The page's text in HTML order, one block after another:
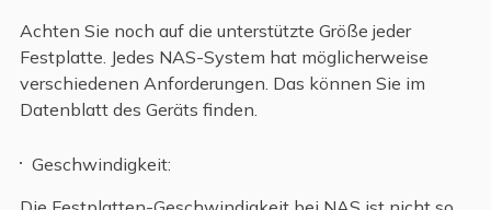
Achten Sie noch auf die unterstützte Größe jeder
Festplatte. Jedes NAS-System hat möglicherweise
verschiedenen Anforderungen. Das können Sie im
Datenblatt des Geräts finden.
Geschwindigkeit: